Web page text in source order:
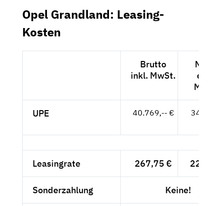
Opel Grandland: Leasing-
Kosten
Brutto
inkl. MwSt.
Netto
exkl.
MwSt.
UPE 40.769,-- €
Leasingrate 267,75 € 225,--
Sonderzahlung Keine!